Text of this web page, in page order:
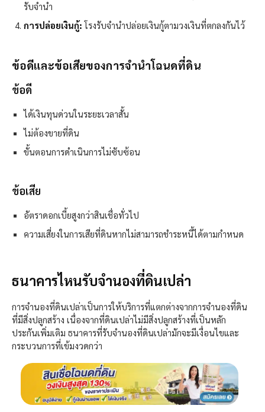
รับจำนำ
การปล่อยเงินกู้: โรงรับจำนำปล่อยเงินกู้ตามวงเงินที่ตกลงกันไว้
ข้อดีและข้อเสียของการจำนำโฉนดที่ดิน
ข้อดี
ได้เงินทุนด่วนในระยะเวลาสั้น
ไม่ต้องขายที่ดิน
ขั้นตอนการดำเนินการไม่ซับซ้อน
ข้อเสีย
อัตราดอกเบี้ยสูงกว่าสินเชื่อทั่วไป
ความเสี่ยงในการเสียที่ดินหากไม่สามารถชำระหนี้ได้ตามกำหนด
ธนาคารไหนรับจำนองที่ดินเปล่า
การจำนองที่ดินเปล่าเป็นการให้บริการที่แตกต่างจากการจำนองที่ดิน
ที่มีสิ่งปลูกสร้าง เนื่องจากที่ดินเปล่าไม่มีสิ่งปลูกสร้างที่เป็นหลัก
ประกันเพิ่มเติม ธนาคารที่รับจำนองที่ดินเปล่ามักจะมีเงื่อนไขและ
กระบวนการที่เข้มงวดกว่า